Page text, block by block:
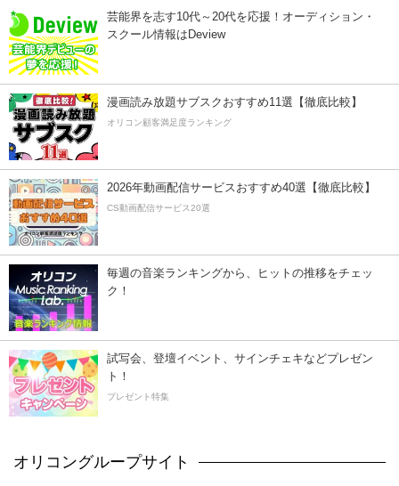
芸能界を志す10代～20代を応援！オーディション・
スクール情報はDeview
漫画読み放題サブスクおすすめ11選【徹底比較】
オリコン顧客満足度ランキング
2026年動画配信サービスおすすめ40選【徹底比較】
CS動画配信サービス20選
毎週の音楽ランキングから、ヒットの推移をチェッ
ク！
試写会、登壇イベント、サインチェキなどプレゼン
ト！
プレゼント特集
オリコングループサイト